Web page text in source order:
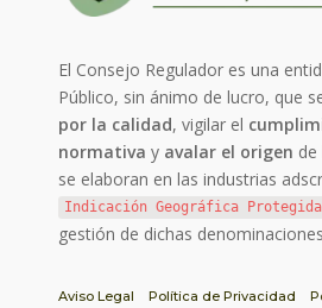
El Consejo Regulador es una
Público, sin ánimo de lucro, que
por la calidad, vigilar el
normativa y avalar el origen de
se elaboran en las industrias
Indicación Geográfica Protegida
gestión de dichas
Aviso Legal Política de Privacidad